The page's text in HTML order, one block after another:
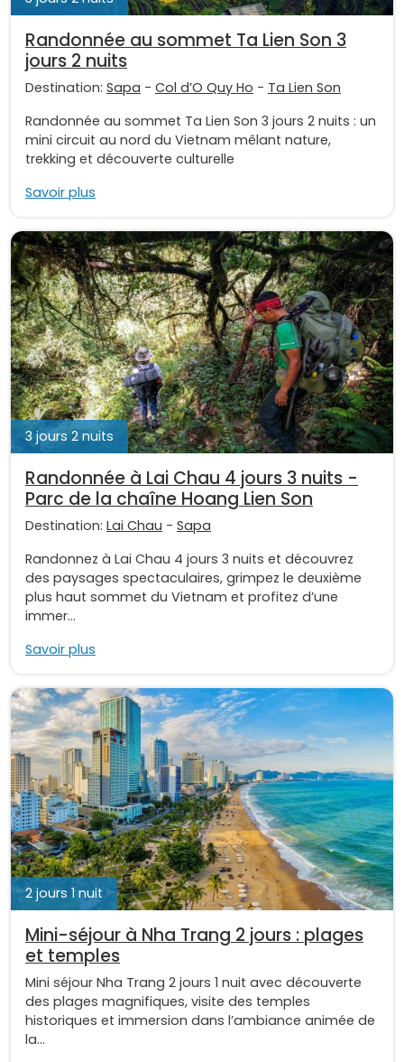
Randonnée au sommet Ta Lien Son 3
jours 2 nuits
Destination: Sapa - Col d’O Quy Ho - Ta Lien Son
Randonnée au sommet Ta Lien Son 3 jours 2 nuits : un
mini circuit au nord du Vietnam mêlant nature,
trekking et découverte culturelle
Savoir plus
3 jours 2 nuits
Randonnée à Lai Chau 4 jours 3 nuits -
Parc de la chaîne Hoang Lien Son
Destination: Lai Chau - Sapa
Randonnez à Lai Chau 4 jours 3 nuits et découvrez
des paysages spectaculaires, grimpez le deuxième
plus haut sommet du Vietnam et profitez d’une
immer...
Savoir plus
2 jours 1 nuit
Mini-séjour à Nha Trang 2 jours : plages
et temples
Mini séjour Nha Trang 2 jours 1 nuit avec découverte
des plages magnifiques, visite des temples
historiques et immersion dans l’ambiance animée de
la...